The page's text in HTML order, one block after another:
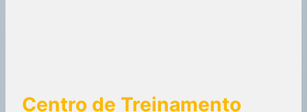
Centro de Treinamento